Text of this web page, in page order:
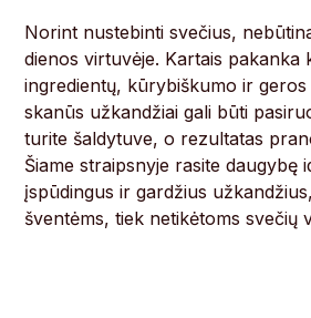
Norint nustebinti svečius,
dienos virtuvėje. Kartais pakanka
ingredientų, kūrybiškumo ir
skanūs užkandžiai gali būti
turite šaldytuve, o rezultatas
Šiame straipsnyje rasite daugybę
įspūdingus ir gardžius
šventėms, tiek netikėtoms svečių